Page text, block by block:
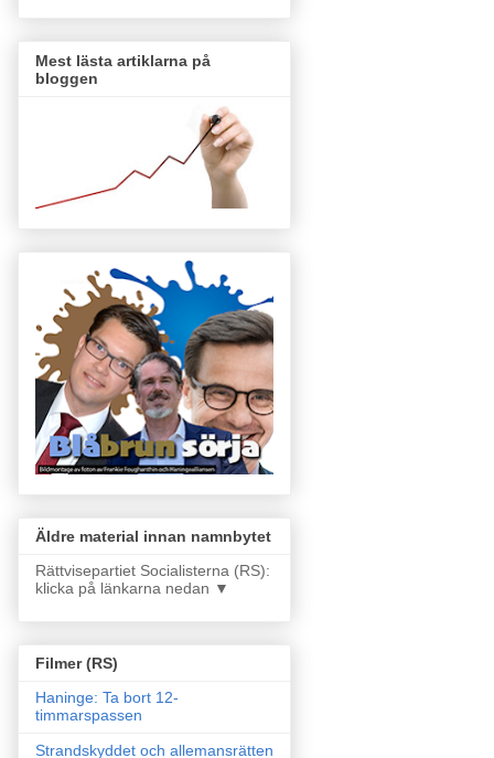
Mest lästa artiklarna på
bloggen
Äldre material innan namnbytet
Rättvisepartiet Socialisterna (RS):
klicka på länkarna nedan ▼
Filmer (RS)
Haninge: Ta bort 12-
timmarspassen
Strandskyddet och allemansrätten